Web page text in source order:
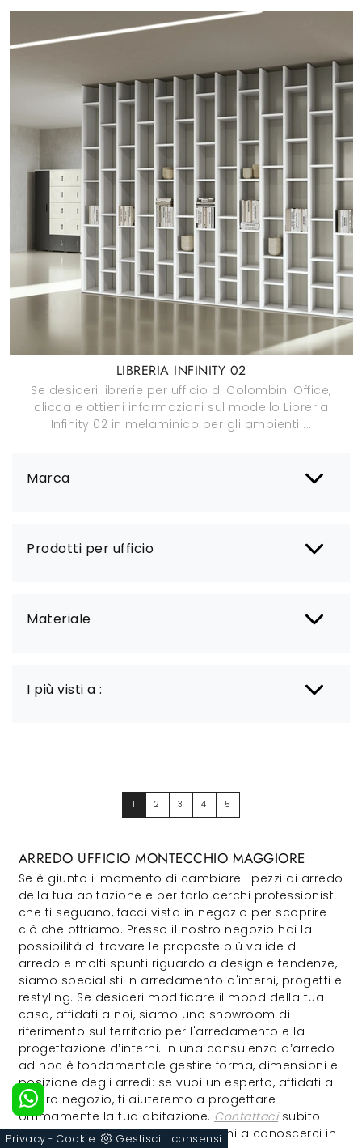
Marca
Prodotti per ufficio
Materiale
I più visti a :
LIBRERIA INFINITY 02
Se desideri librerie per ufficio di Colombini Office,
clicca e ottieni informazioni sul modello Libreria
Infinity 02 in melaminico per gli ambienti ...
1 2 3 4 5
ARREDO UFFICIO MONTECCHIO MAGGIORE
Se è giunto il momento di cambiare i pezzi di arredo
della tua abitazione e per farlo cerchi professionisti
che ti seguano, facci vista in negozio per scoprire
ciò che offriamo. Presso il nostro negozio hai la
possibilità di trovare le proposte più valide di
arredo e molti spunti riguardo a design e tendenze,
siamo specialisti in arredamento d'interni, progetti e
restyling. Se desideri modificare il mood della tua
casa, affidati a noi, siamo uno showroom di
riferimento sul territorio per l'arredamento e la
progettazione d’interni. In una consulenza d’arredo
ad hoc è fondamentale gestire forma, dimensioni e
posizione degli arredi: se vuoi un esperto, affidati al
nostro negozio, ti aiuteremo a progettare
ottimamente la tua abitazione. Contattacisubito
per informazioni e preventivi o vieni a conoscerci in
Privacy - Cookie Gestisci i consensi